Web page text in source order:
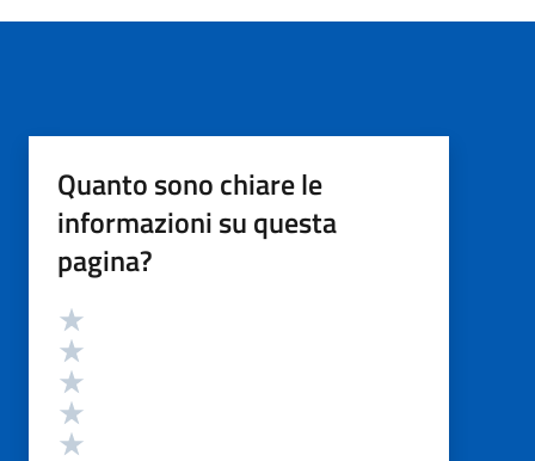
Quanto sono chiare le
informazioni su questa
pagina?
Valutazione